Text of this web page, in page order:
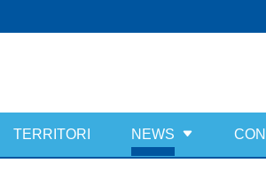
TERRITORI NEWS